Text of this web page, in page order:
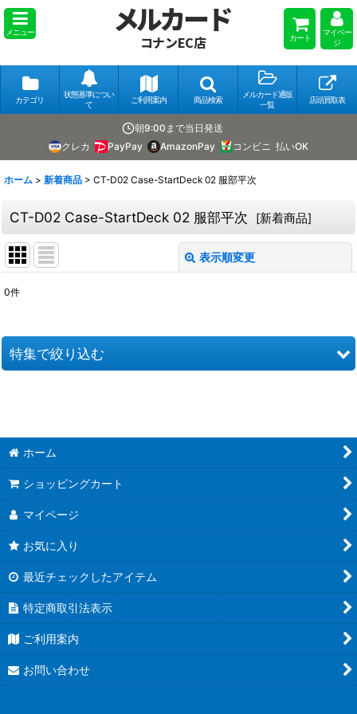
メニュー メルカード
コナンEC店 カート
マイペー
ジ
カテゴリ
状態基準につい
て
ご利用案内 商品検索
メルカード通販
一覧
店頭買取表
朝9:00まで当日発送
クレカ
PayPay AmazonPay コンビニ 払いOK
ホーム > 新着商品 > CT-D02 Case-StartDeck 02 服部平次
CT-D02 Case-StartDeck 02 服部平次 [新着商品]
表示順変更
並び順 :
0件
特集で絞り込む
CT-P10「追憶の盟友」
CT-P09「疾風の煌めき」
CT-P08「哀色の宿命」
CT-P07「魅惑のマジック」
CT-P06「交錯する刃」
CT-P05「新たなる謎」
CT-P04「信義の絆（パートナー）」
ホーム
ショッピングカート
マイページ
お気に入り
最近チェックしたアイテム
特定商取引法表示
ご利用案内
お問い合わせ